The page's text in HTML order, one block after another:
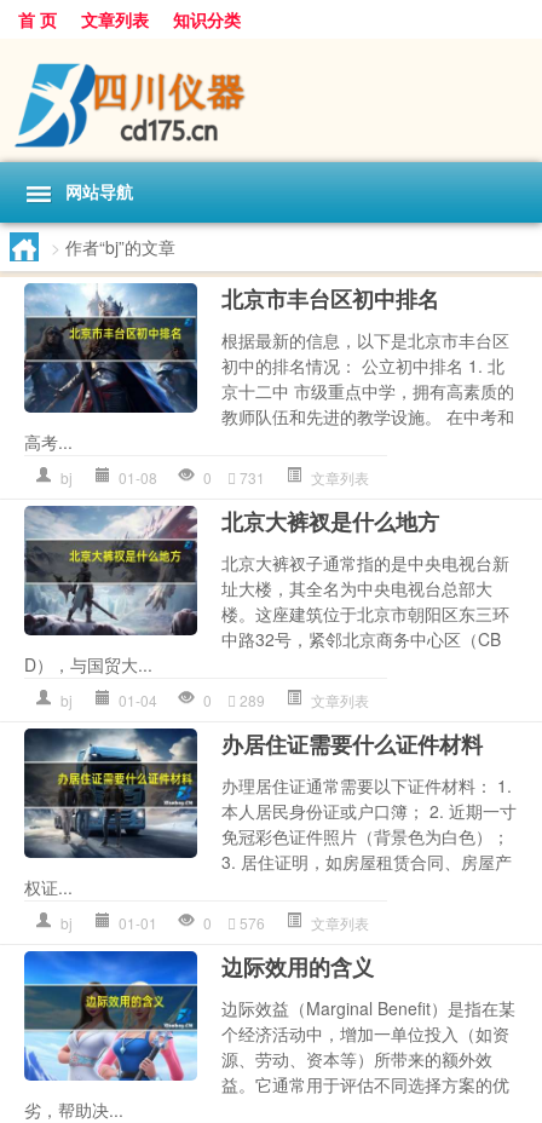
首 页 文章列表 知识分类
网站导航
> 作者“bj”的文章
北京市丰台区初中排名
根据最新的信息，以下是北京市丰台区
初中的排名情况： 公立初中排名 1. 北
京十二中 市级重点中学，拥有高素质的
教师队伍和先进的教学设施。 在中考和
高考...
bj 01-08 0 731 文章列表
北京大裤衩是什么地方
北京大裤衩子通常指的是中央电视台新
址大楼，其全名为中央电视台总部大
楼。这座建筑位于北京市朝阳区东三环
中路32号，紧邻北京商务中心区（CB
D），与国贸大...
bj 01-04 0 289 文章列表
办居住证需要什么证件材料
办理居住证通常需要以下证件材料： 1.
本人居民身份证或户口簿； 2. 近期一寸
免冠彩色证件照片（背景色为白色）；
3. 居住证明，如房屋租赁合同、房屋产
权证...
bj 01-01 0 576 文章列表
边际效用的含义
边际效益（Marginal Benefit）是指在某
个经济活动中，增加一单位投入（如资
源、劳动、资本等）所带来的额外效
益。它通常用于评估不同选择方案的优
劣，帮助决...